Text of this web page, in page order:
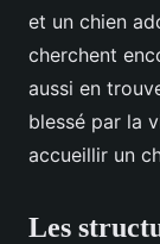
et un chien
cherchent
aussi en
blessé par la
accueillir un
Les